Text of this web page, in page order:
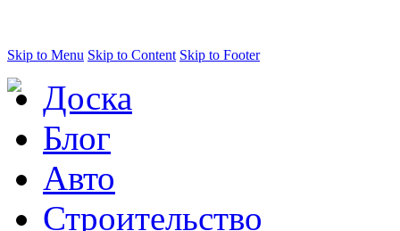
Skip to Menu Skip to Content Skip to Footer
Доска
Блог
Авто
Строительство